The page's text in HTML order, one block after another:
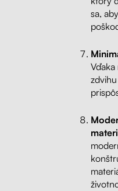
sa,
Vďaka